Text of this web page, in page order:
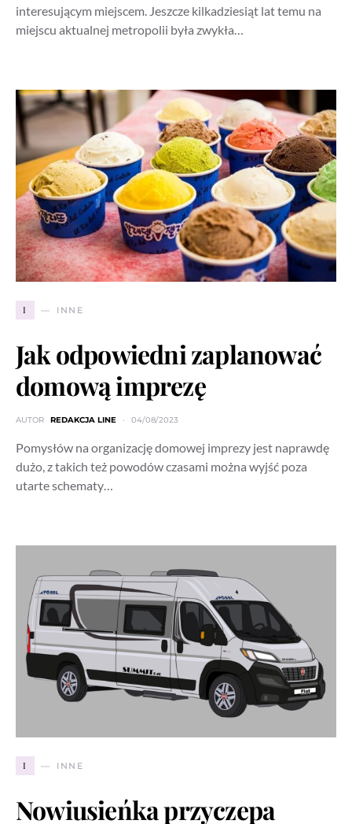
interesującym miejscem. Jeszcze kilkadziesiąt lat temu na
miejscu aktualnej metropolii była zwykła…
I INNE
Jak odpowiedni zaplanować
domową imprezę
AUTOR REDAKCJA LINE 04/08/2023
Pomysłów na organizację domowej imprezy jest naprawdę
dużo, z takich też powodów czasami można wyjść poza
utarte schematy…
I INNE
Nowiusieńka przyczepa